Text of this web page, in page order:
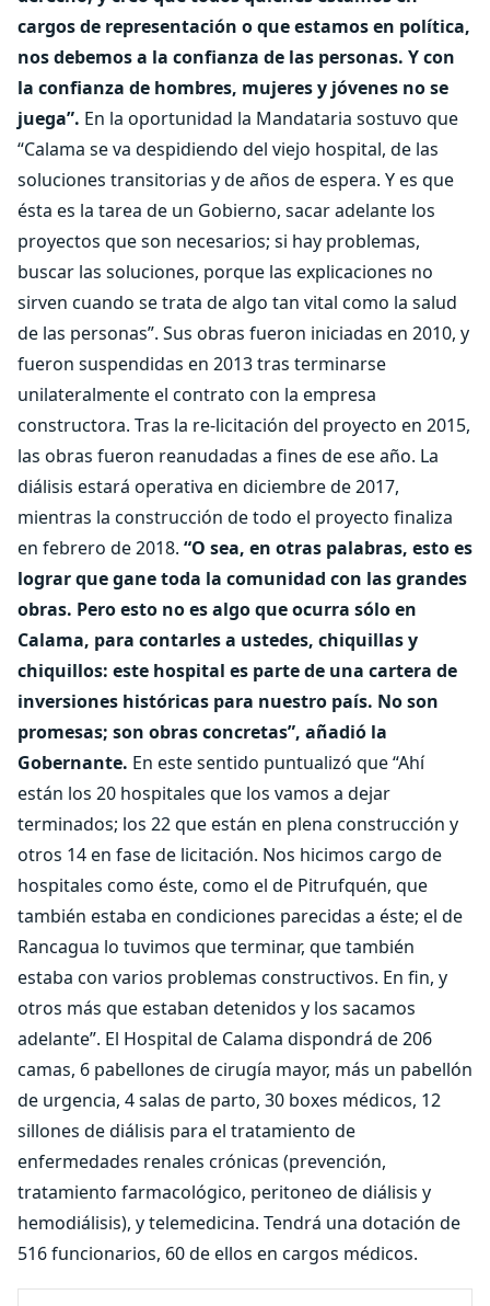
cargos de representación o que estamos en política,
nos debemos a la confianza de las personas. Y con
la confianza de hombres, mujeres y jóvenes no se
juega”. En la oportunidad la Mandataria sostuvo que
“Calama se va despidiendo del viejo hospital, de las
soluciones transitorias y de años de espera. Y es que
ésta es la tarea de un Gobierno, sacar adelante los
proyectos que son necesarios; si hay problemas,
buscar las soluciones, porque las explicaciones no
sirven cuando se trata de algo tan vital como la salud
de las personas”. Sus obras fueron iniciadas en 2010, y
fueron suspendidas en 2013 tras terminarse
unilateralmente el contrato con la empresa
constructora. Tras la re-licitación del proyecto en 2015,
las obras fueron reanudadas a fines de ese año. La
diálisis estará operativa en diciembre de 2017,
mientras la construcción de todo el proyecto finaliza
en febrero de 2018. “O sea, en otras palabras, esto es
lograr que gane toda la comunidad con las grandes
obras. Pero esto no es algo que ocurra sólo en
Calama, para contarles a ustedes, chiquillas y
chiquillos: este hospital es parte de una cartera de
inversiones históricas para nuestro país. No son
promesas; son obras concretas”, añadió la
Gobernante. En este sentido puntualizó que “Ahí
están los 20 hospitales que los vamos a dejar
terminados; los 22 que están en plena construcción y
otros 14 en fase de licitación. Nos hicimos cargo de
hospitales como éste, como el de Pitrufquén, que
también estaba en condiciones parecidas a éste; el de
Rancagua lo tuvimos que terminar, que también
estaba con varios problemas constructivos. En fin, y
otros más que estaban detenidos y los sacamos
adelante”. El Hospital de Calama dispondrá de 206
camas, 6 pabellones de cirugía mayor, más un pabellón
de urgencia, 4 salas de parto, 30 boxes médicos, 12
sillones de diálisis para el tratamiento de
enfermedades renales crónicas (prevención,
tratamiento farmacológico, peritoneo de diálisis y
hemodiálisis), y telemedicina. Tendrá una dotación de
516 funcionarios, 60 de ellos en cargos médicos.